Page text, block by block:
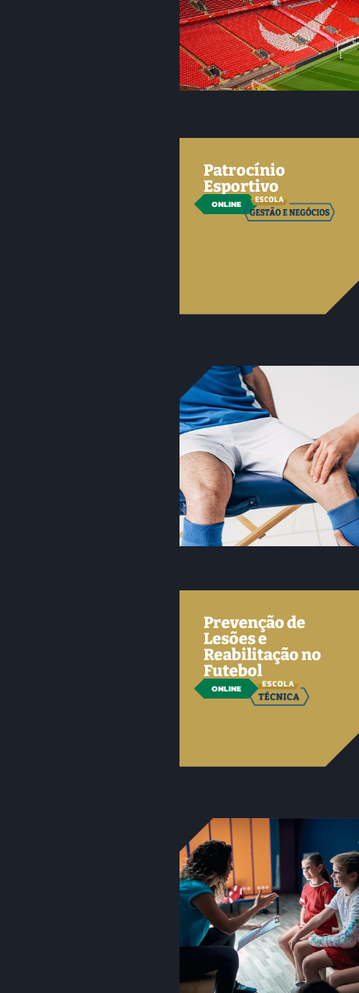
Patrocínio
Esportivo
ONLINE
Prevenção de
Lesões e
Reabilitação no
Futebol
ONLINE